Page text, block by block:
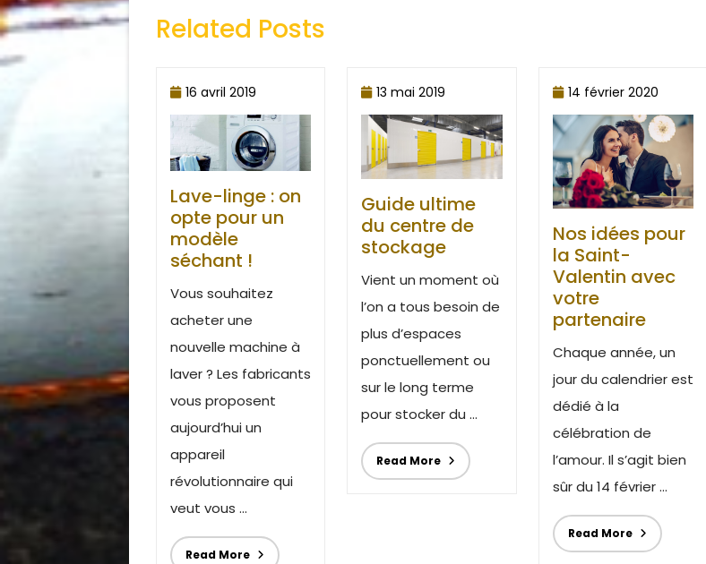
Related Posts
16 avril 2019
Lave-linge : on
opte pour un
modèle
séchant !
Vous souhaitez
acheter une
nouvelle machine à
laver ? Les fabricants
vous proposent
aujourd’hui un
appareil
révolutionnaire qui
veut vous ...
Read More
13 mai 2019
Guide ultime
du centre de
stockage
Vient un moment où
l’on a tous besoin de
plus d’espaces
ponctuellement ou
sur le long terme
pour stocker du ...
Read More
14 février 2020
Nos idées pour
la Saint-
Valentin avec
votre
partenaire
Chaque année, un
jour du calendrier est
dédié à la
célébration de
l’amour. Il s’agit bien
sûr du 14 février ...
Read More